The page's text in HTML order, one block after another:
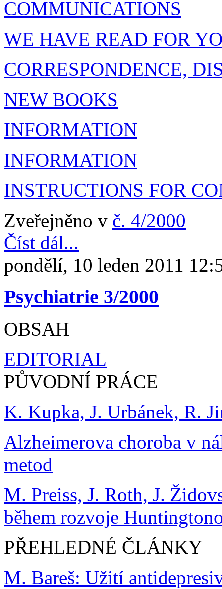
COMMUNICATIONS
WE HAVE READ FOR
CORRESPONDENCE,
NEW BOOKS
INFORMATION
INFORMATION
INSTRUCTIONS FOR
Zveřejněno v č. 4/2000
Číst dál...
pondělí, 10 leden 2011
Psychiatrie 3/2000
OBSAH
EDITORIAL
PŮVODNÍ PRÁCE
K. Kupka, J. Urbánek, R.
Alzheimerova choroba v
metod
M. Preiss, J. Roth, J.
během rozvoje
PŘEHLEDNÉ ČLÁNKY
M. Bareš: Užití